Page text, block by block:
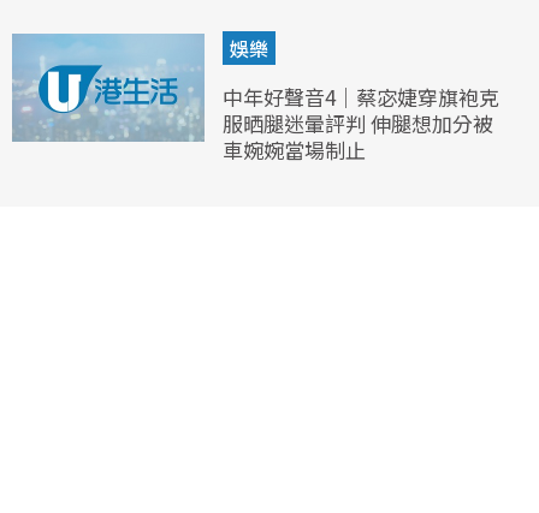
娛樂
中年好聲音4｜蔡宓婕穿旗袍克
服晒腿迷暈評判 伸腿想加分被
車婉婉當場制止